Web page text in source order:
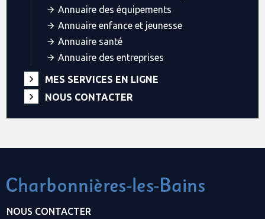
Annuaire des équipements
Annuaire enfance et jeunesse
Annuaire santé
Annuaire des entreprises
MES SERVICES EN LIGNE
NOUS CONTACTER
NOUS CONTACTER